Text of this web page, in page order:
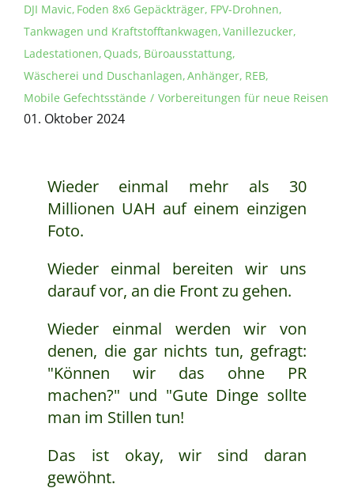
DJI Mavic Foden 8x6 Gepäckträger FPV-Drohnen
Tankwagen und Kraftstofftankwagen Vanillezucker
Ladestationen Quads Büroausstattung
Wäscherei und Duschanlagen Anhänger REB
Mobile Gefechtsstände
Vorbereitungen für neue Reisen
01. Oktober 2024
Wieder einmal mehr als 30
Millionen UAH auf einem einzigen
Foto.
Wieder einmal bereiten wir uns
darauf vor, an die Front zu gehen.
Wieder einmal werden wir von
denen, die gar nichts tun, gefragt:
"Können wir das ohne PR
machen?" und "Gute Dinge sollte
man im Stillen tun!
Das ist okay, wir sind daran
gewöhnt.